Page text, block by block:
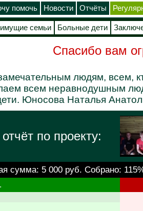
помочь Новости Отчёты
семьи Больные дети
Спасибо вам
людям, всем,
всем неравнодушным
Юносова Наталья
по проекту:
сумма: 5 000 руб. Собрано: